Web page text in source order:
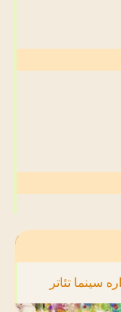
سینما تئاتر